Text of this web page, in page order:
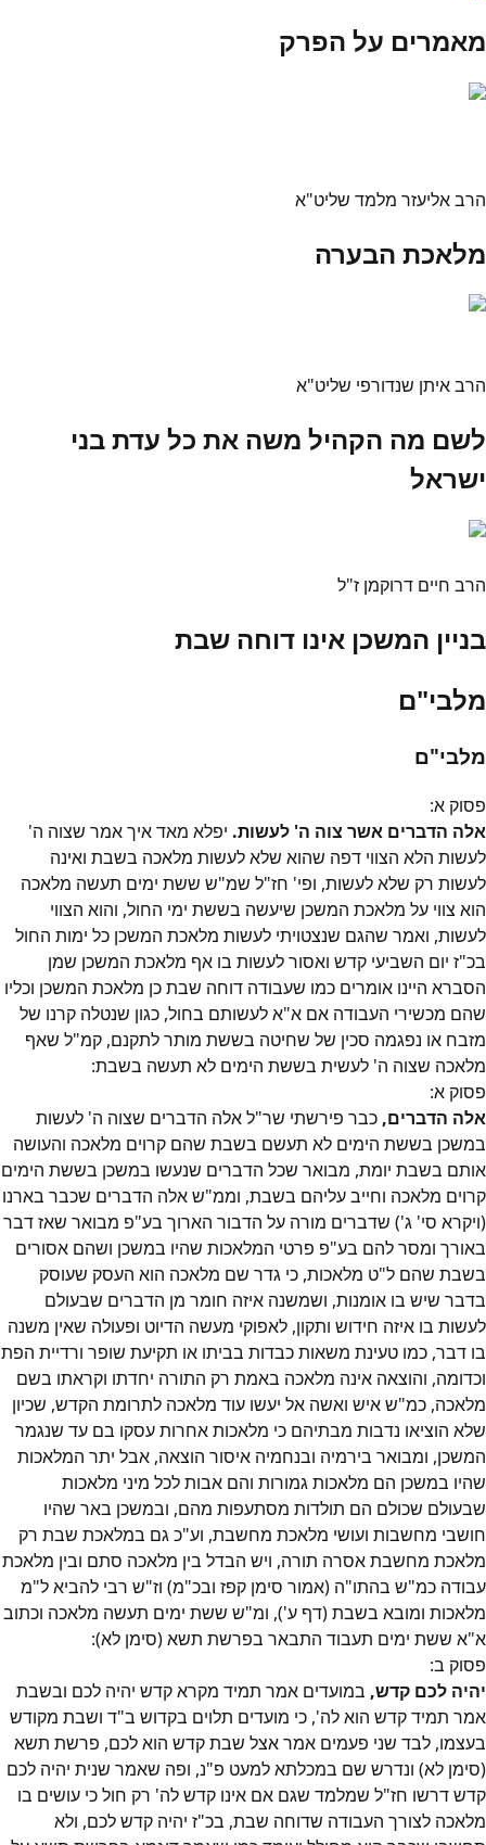
מאמרים על הפרק
הרב אליעזר מלמד שליט"א
מלאכת הבערה
הרב איתן שנדורפי שליט"א
לשם מה הקהיל משה את כל עדת בני
ישראל
הרב חיים דרוקמן ז"ל
בניין המשכן אינו דוחה שבת
מלבי"ם
מלבי"ם
פסוק א:
אלה הדברים אשר צוה ה' לעשות. יפלא מאד איך אמר שצוה ה'
לעשות הלא הצווי דפה שהוא שלא לעשות מלאכה בשבת ואינה
לעשות רק שלא לעשות, ופי' חז"ל שמ"ש ששת ימים תעשה מלאכה
הוא צווי על מלאכת המשכן שיעשה בששת ימי החול, והוא הצווי
לעשות, ואמר שהגם שנצטויתי לעשות מלאכת המשכן כל ימות החול
בכ"ז יום השביעי קדש ואסור לעשות בו אף מלאכת המשכן שמן
הסברא היינו אומרים כמו שעבודה דוחה שבת כן מלאכת המשכן וכליו
שהם מכשירי העבודה אם א"א לעשותם בחול, כגון שנטלה קרנו של
מזבח או נפגמה סכין של שחיטה בששת מותר לתקנם, קמ"ל שאף
מלאכה שצוה ה' לעשית בששת הימים לא תעשה בשבת:
פסוק א:
אלה הדברים, כבר פירשתי שר"ל אלה הדברים שצוה ה' לעשות
במשכן בששת הימים לא תעשם בשבת שהם קרוים מלאכה והעושה
אותם בשבת יומת, מבואר שכל הדברים שנעשו במשכן בששת הימים
קרוים מלאכה וחייב עליהם בשבת, וממ"ש אלה הדברים שכבר בארנו
(ויקרא סי' ג') שדברים מורה על הדבור הארוך בע"פ מבואר שאז דבר
באורך ומסר להם בע"פ פרטי המלאכות שהיו במשכן ושהם אסורים
בשבת שהם ל"ט מלאכות, כי גדר שם מלאכה הוא העסק שעוסק
בדבר שיש בו אומנות, ושמשנה איזה חומר מן הדברים שבעולם
לעשות בו איזה חידוש ותקון, לאפוקי מעשה הדיוט ופעולה שאין משנה
בו דבר, כמו טעינת משאות כבדות בביתו או תקיעת שופר ורדיית הפת
וכדומה, והוצאה אינה מלאכה באמת רק התורה יחדתו וקראתו בשם
מלאכה, כמ"ש איש ואשה אל יעשו עוד מלאכה לתרומת הקדש, שכיון
שלא הוציאו נדבות מבתיהם כי מלאכות אחרות עסקו בם עד שנגמר
המשכן, ומבואר בירמיה ובנחמיה איסור הוצאה, אבל יתר המלאכות
שהיו במשכן הם מלאכות גמורות והם אבות לכל מיני מלאכות
שבעולם שכולם הם תולדות מסתעפות מהם, ובמשכן באר שהיו
חושבי מחשבות ועושי מלאכת מחשבת, וע"כ גם במלאכת שבת רק
מלאכת מחשבת אסרה תורה, ויש הבדל בין מלאכה סתם ובין מלאכת
עבודה כמ"ש בהתו"ה (אמור סימן קפז ובכ"מ) וז"ש רבי להביא ל"מ
מלאכות ומובא בשבת (דף ע'), ומ"ש ששת ימים תעשה מלאכה וכתוב
א"א ששת ימים תעבוד התבאר בפרשת תשא (סימן לא):
פסוק ב:
יהיה לכם קדש, במועדים אמר תמיד מקרא קדש יהיה לכם ובשבת
אמר תמיד קדש הוא לה', כי מועדים תלוים בקדוש ב"ד ושבת מקודש
בעצמו, לבד שני פעמים אמר אצל שבת קדש הוא לכם, פרשת תשא
(סימן לא) ונדרש שם במכלתא למעט פ"נ, ופה שאמר שנית יהיה לכם
קדש דרשו חז"ל שמלמד שגם אם אינו קדש לה' רק חול כי עושים בו
מלאכה לצורך העבודה שדוחה שבת, בכ"ז יהיה קדש לכם, ולא